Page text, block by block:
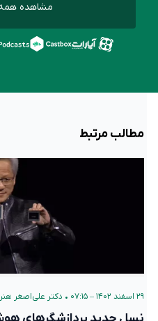
مشاهده
مطالب مرتبط
۲۹ اسفند ۱۴۰۲ – ۰۷:۱۵ • دکتر علی‌اصغر